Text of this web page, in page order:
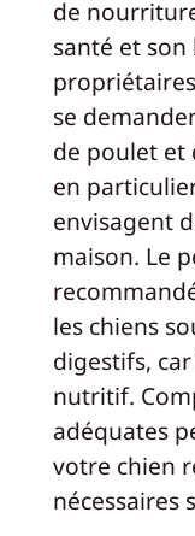
de
santé et
se
de poulet et
en
envisagent
maison. Le
les chiens
digestifs,
nutritif.
adéquates
votre chien
nécessaires